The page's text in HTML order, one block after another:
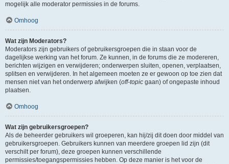
mogelijk alle moderator permissies in de forums.
Omhoog
Wat zijn Moderators?
Moderators zijn gebruikers of gebruikersgroepen die in staan voor de
dagelijkse werking van het forum. Ze kunnen, in de forums die ze modereren,
berichten wijzigen en verwijderen; onderwerpen sluiten, openen, verplaatsen,
splitsen en verwijderen. In het algemeen moeten ze er gewoon op toe zien dat
mensen niet van het onderwerp afwijken (off-topic gaan) of ongepaste inhoud
plaatsen.
Omhoog
Wat zijn gebruikersgroepen?
Als de beheerder gebruikers wil groeperen, kan hij/zij dit doen door middel van
gebruikersgroepen. Gebruikers kunnen van meerdere groepen lid zijn (dit
verschilt per forum), deze groepen kunnen verschillende
permissies/toegangspermissies hebben. Op deze manier is het voor de